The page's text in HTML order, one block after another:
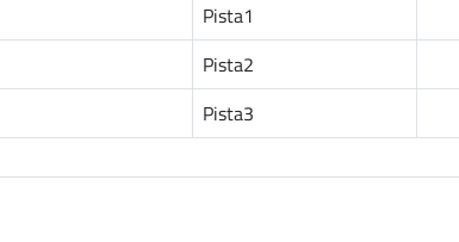
Pista1
Pista2
Pista3